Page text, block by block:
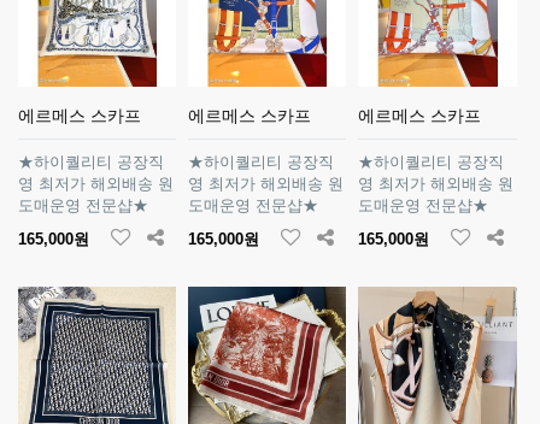
에르메스 스카프
★하이퀄리티 공장직
영 최저가 해외배송 원
도매운영 전문샵★
165,000원
에르메스 스카프
★하이퀄리티 공장직
영 최저가 해외배송 원
도매운영 전문샵★
165,000원
에르메스 스카프
★하이퀄리티 공장직
영 최저가 해외배송 원
도매운영 전문샵★
165,000원